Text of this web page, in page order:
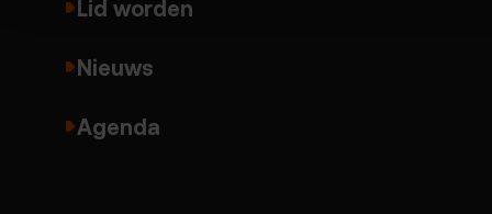
Lid worden
Nieuws
Agenda